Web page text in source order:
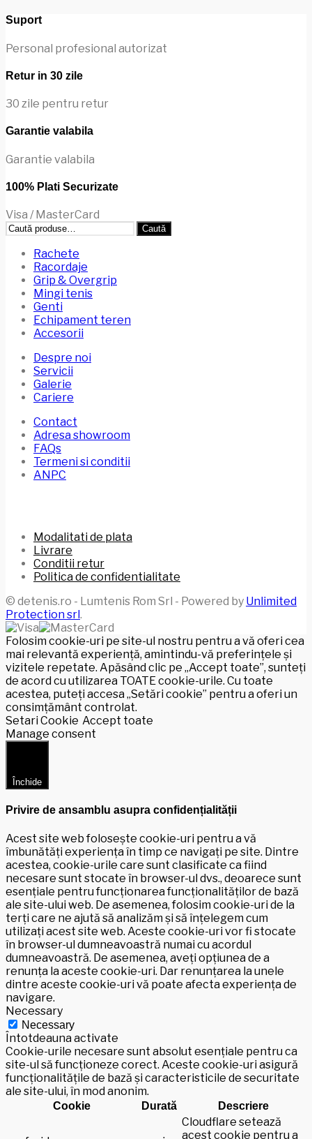
Suport
Personal profesional autorizat
Retur in 30 zile
30 zile pentru retur
Garantie valabila
Garantie valabila
100% Plati Securizate
Visa / MasterCard
Caută
după:
Caută
Rachete
Racordaje
Grip & Overgrip
Mingi tenis
Genti
Echipament teren
Accesorii
Despre noi
Servicii
Galerie
Cariere
Contact
Adresa showroom
FAQs
Termeni si conditii
ANPC
Modalitati de plata
Livrare
Conditii retur
Politica de confidentialitate
© detenis.ro - Lumtenis Rom Srl - Powered by Unlimited
Protection srl .
Folosim cookie-uri pe site-ul nostru pentru a vă oferi cea
mai relevantă experiență, amintindu-vă preferințele și
vizitele repetate. Apăsând clic pe „Accept toate”, sunteți
de acord cu utilizarea TOATE cookie-urile. Cu toate
acestea, puteți accesa „Setări cookie” pentru a oferi un
consimțământ controlat.
Setari Cookie Accept toate
Manage consent
Închide
Privire de ansamblu asupra confidențialității
Acest site web folosește cookie-uri pentru a vă
îmbunătăți experiența în timp ce navigați pe site. Dintre
acestea, cookie-urile care sunt clasificate ca fiind
necesare sunt stocate în browser-ul dvs., deoarece sunt
esențiale pentru funcționarea funcționalităților de bază
ale site-ului web. De asemenea, folosim cookie-uri de la
terți care ne ajută să analizăm și să înțelegem cum
utilizați acest site web. Aceste cookie-uri vor fi stocate
în browser-ul dumneavoastră numai cu acordul
dumneavoastră. De asemenea, aveți opțiunea de a
renunța la aceste cookie-uri. Dar renunțarea la unele
dintre aceste cookie-uri vă poate afecta experiența de
navigare.
Necessary
Necessary
Întotdeauna activate
Cookie-urile necesare sunt absolut esențiale pentru ca
site-ul să funcționeze corect. Aceste cookie-uri asigură
funcționalitățile de bază și caracteristicile de securitate
ale site-ului, în mod anonim.
Cookie Durată Descriere
Cloudflare setează
acest cookie pentru a